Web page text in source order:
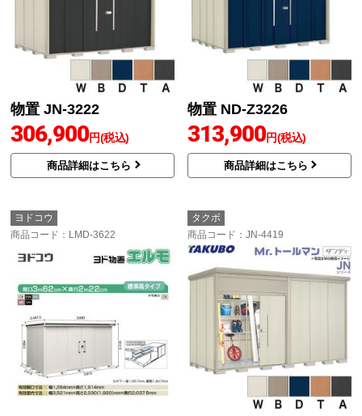
物置 JN-3222
306,900円(税込)
商品詳細はこちら
物置 ND-Z3226
313,900円(税込)
商品詳細はこちら
ヨドコウ
商品コード ：LMD-3622
タクボ
商品コード ：JN-4419